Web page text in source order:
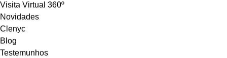
Visita Virtual 360º
Novidades
Clenyc
Blog
Testemunhos